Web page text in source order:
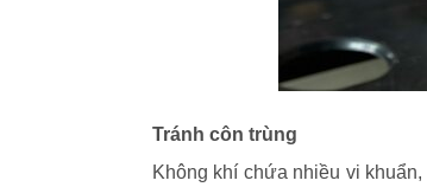
Tránh côn trùng
Không khí chứa nhiều vi